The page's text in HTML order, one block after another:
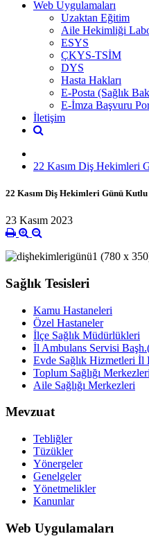
Web Uygulamaları
Uzaktan Eğitim
Aile Hekimliği
ESYS
ÇKYS-TSİM
DYS
Hasta Hakları
E-Posta (Sağlık
E-İmza Başvuru
İletişim
22 Kasım Diş Hekimleri
22 Kasım Diş Hekimleri Günü Kutlu
23 Kasım 2023
Sağlık Tesisleri
Kamu Hastaneleri
Özel Hastaneler
İlçe Sağlık Müdürlükleri
İl Ambulans Servisi
Evde Sağlık Hizmetleri İl
Toplum Sağlığı Merkezleri
Aile Sağlığı Merkezleri
Mevzuat
Tebliğler
Tüzükler
Yönergeler
Genelgeler
Yönetmelikler
Kanunlar
Web Uygulamaları